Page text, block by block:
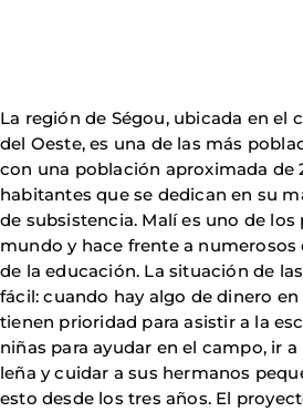
La región de Ségou, ubicada en el
del Oeste, es una de las más
con una población aproximada de
habitantes que se dedican en su
de subsistencia. Malí es uno de los
mundo y hace frente a numerosos
de la educación. La situación de
fácil: cuando hay algo de dinero en
tienen prioridad para asistir a la
niñas para ayudar en el campo, ir
leña y cuidar a sus hermanos
esto desde los tres años. El